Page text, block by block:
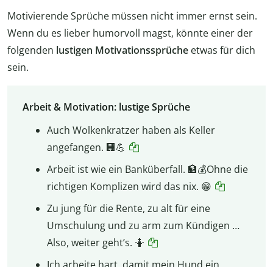
Motivierende Sprüche müssen nicht immer ernst sein.
Wenn du es lieber humorvoll magst, könnte einer der
folgenden lustigen Motivationssprüche etwas für dich
sein.
Arbeit & Motivation: lustige Sprüche
Auch Wolkenkratzer haben als Keller
angefangen. 🏢💪
Arbeit ist wie ein Banküberfall. 🏦💰Ohne die
richtigen Komplizen wird das nix. 😁
Zu jung für die Rente, zu alt für eine
Umschulung und zu arm zum Kündigen …
Also, weiter geht’s. 🤷
Ich arbeite hart, damit mein Hund ein